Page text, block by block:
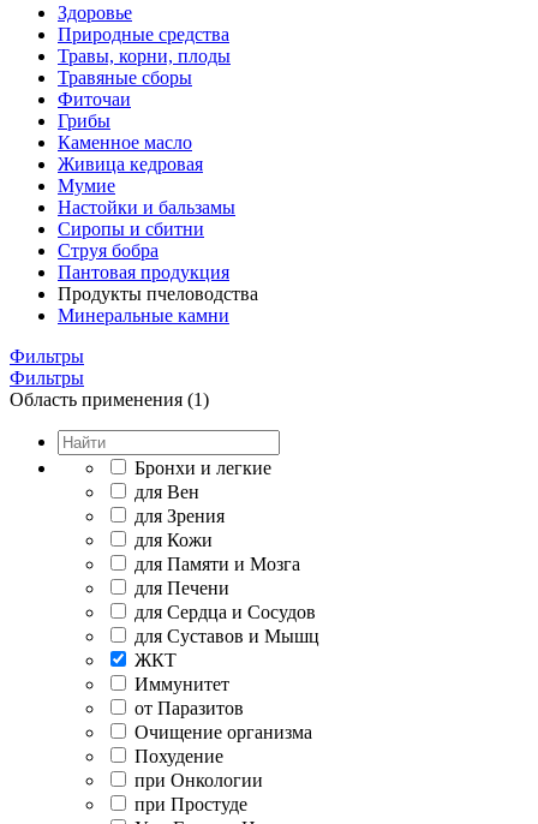
Здоровье
Природные средства
Травы, корни, плоды
Травяные сборы
Фиточаи
Грибы
Каменное масло
Живица кедровая
Мумие
Настойки и бальзамы
Сиропы и сбитни
Струя бобра
Пантовая продукция
Продукты пчеловодства
Минеральные камни
Фильтры
Фильтры
Область применения (1)
Бронхи и легкие
для Вен
для Зрения
для Кожи
для Памяти и Мозга
для Печени
для Сердца и Сосудов
для Суставов и Мышц
ЖКТ
Иммунитет
от Паразитов
Очищение организма
Похудение
при Онкологии
при Простуде